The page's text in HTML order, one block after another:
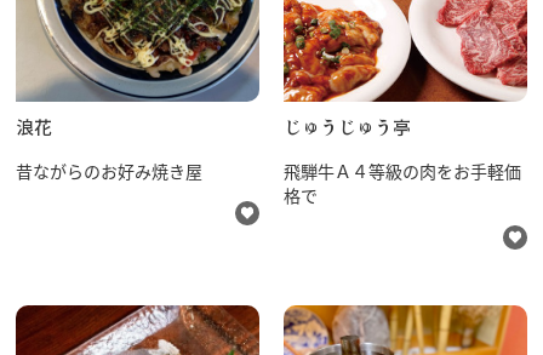
浪花
昔ながらのお好み焼き屋
じゅうじゅう亭
飛騨牛Ａ４等級の肉をお手軽価
格で